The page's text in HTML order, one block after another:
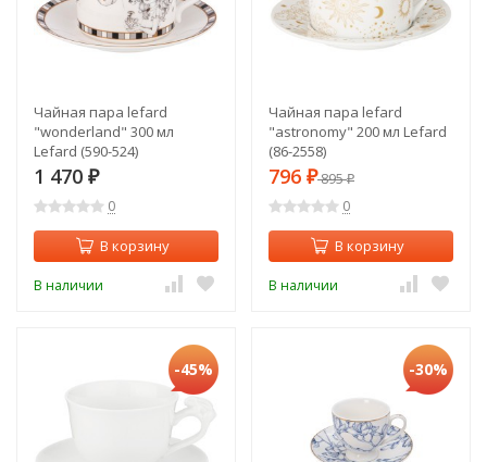
Чайная пара lefard
"wonderland" 300 мл
Lefard (590-524)
1 470 ₽
0
В корзину
В наличии
Чайная пара lefard
"astronomy" 200 мл Lefard
(86-2558)
796 ₽895₽
0
В корзину
В наличии
-45% -30%